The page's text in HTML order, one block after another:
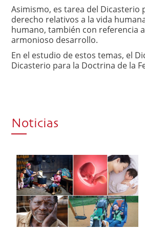
Asimismo, es tarea del
derecho relativos a la vida
humano, también con referencia
armonioso desarrollo.
En el estudio de estos temas, el
Dicasterio para la Doctrina de la
Noticias